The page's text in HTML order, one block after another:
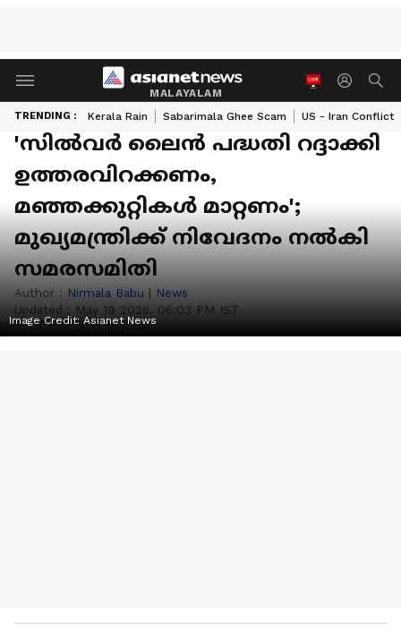
MALAYALAM
TRENDING : Kerala Rain Sabarimala Ghee Scam US - Iran Conflict
'സിൽവർ ലൈൻ പദ്ധതി റദ്ദാക്കി
ഉത്തരവിറക്കണം,
മഞ്ഞക്കുറ്റികൾ മാറ്റണം';
മുഖ്യമന്ത്രിക്ക് നിവേദനം നൽകി
സമരസമിതി
Author : Nirmala Babu | News
Updated : May 19 2026, 06:03 PM IST
Image Credit:Asianet News